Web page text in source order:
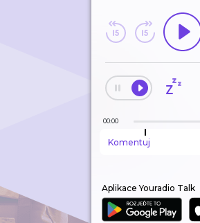
00:00
Komentuj
Aplikace Youradio Talk